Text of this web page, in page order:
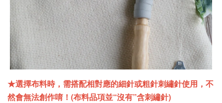
★選擇布料時，需搭配相對應的細針或粗針刺繡針使用，不
然會無法創作唷！(布料品項並“沒有”含刺繡針)